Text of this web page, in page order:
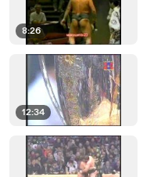
8:26
12:34